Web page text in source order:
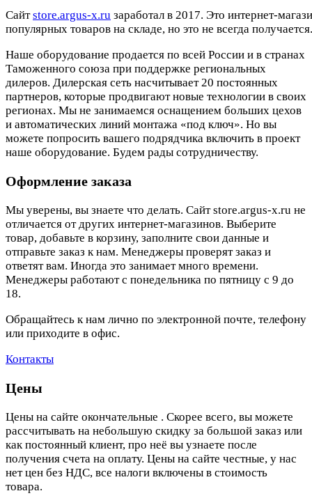
Cайтstore.argus-x.ru заработал в 2017. Это интернет-
популярных товаров на складе, но это не всегда
Наше оборудование продается по всей России и в странах
Таможенного союза при поддержке региональных
дилеров. Дилерская сеть насчитывает 20 постоянных
партнеров, которые продвигают новые технологии в своих
регионах. Мы не занимаемся оснащением больших цехов
и автоматических линий монтажа «под ключ». Но вы
можете попросить вашего подрядчика включить в проект
наше оборудование. Будем рады сотрудничеству.
Оформление заказа
Мы уверены, вы знаете что делать. Сайт store.argus-x.ru не
отличается от других интернет-магазинов. Выберите
товар, добавьте в корзину, заполните свои данные и
отправьте заказ к нам. Менеджеры проверят заказ и
ответят вам. Иногда это занимает много времени.
Менеджеры работают с понедельника по пятницу с 9 до
18.
Обращайтесь к нам лично по электронной почте, телефону
или приходите в офис.
Контакты
Цены
Цены на сайте окончательные . Скорее всего, вы можете
рассчитывать на небольшую скидку за большой заказ или
как постоянный клиент, про неё вы узнаете после
получения счета на оплату. Цены на сайте честные, у нас
нет цен без НДС, все налоги включены в стоимость
товара.